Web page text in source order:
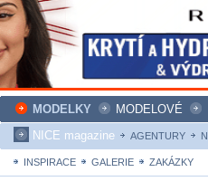
MODELKY MODELOVÉ
NICE magazine
AGENTURY
INSPIRACE GALERIE ZAKÁZKY